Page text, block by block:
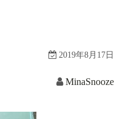
2019年8月17日
MinaSnooze